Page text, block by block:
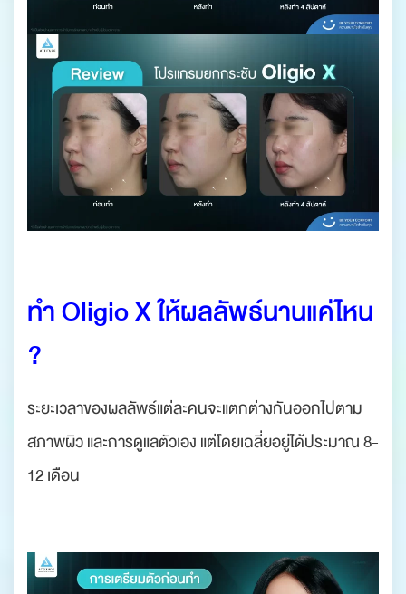
ทำ Oligio X ให้ผลลัพธ์นานแค่ไหน
?
ระยะเวลาของผลลัพธ์แต่ละคนจะแตกต่างกันออกไปตาม
สภาพผิว และการดูแลตัวเอง แต่โดยเฉลี่ยอยู่ได้ประมาณ 8-
12 เดือน